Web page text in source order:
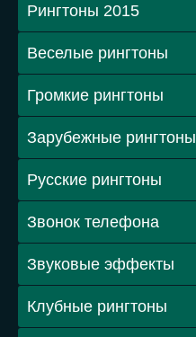
Рингтоны 2015
Веселые рингтоны
Громкие рингтоны
Зарубежные рингтоны
Русские рингтоны
Звонок телефона
Звуковые эффекты
Клубные рингтоны